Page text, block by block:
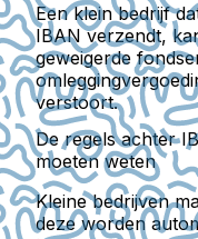
Een klein bedrijf
IBAN verzendt,
geweigerde
verstoort.
De regels achter
moeten weten
Kleine bedrijven
deze worden